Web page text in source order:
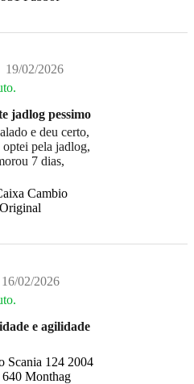
19/02/2026
jadlog pessimo
e deu certo,
pela jadlog,
7 dias,
Cambio
16/02/2026
e agilidade
Scania 124 2004
Monthag